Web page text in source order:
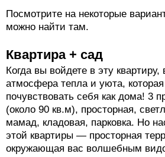
Посмотрите на некоторые
можно найти там.
Квартира + сад
Когда вы войдете в эту квартиру,
атмосфера тепла и уюта,
почувствовать себя как дома! 3
(около 90 кв.м), просторная,
мамад, кладовая, парковка. Но
этой квартиры — просторная
окружающая вас волшебным